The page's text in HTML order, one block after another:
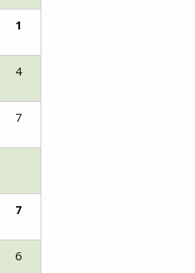
1
4
7
7
6